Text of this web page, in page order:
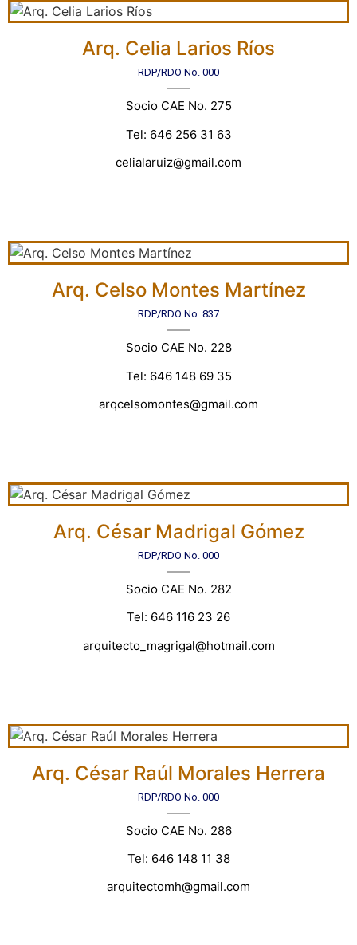
Arq. Celia Larios Ríos
RDP/RDO No. 000
Socio CAE No. 275
Tel: 646 256 31 63
celialaruiz@gmail.com
Arq. Celso Montes Martínez
RDP/RDO No. 837
Socio CAE No. 228
Tel: 646 148 69 35
arqcelsomontes@gmail.com
Arq. César Madrigal Gómez
RDP/RDO No. 000
Socio CAE No. 282
Tel: 646 116 23 26
arquitecto_magrigal@hotmail.com
Arq. César Raúl Morales Herrera
RDP/RDO No. 000
Socio CAE No. 286
Tel: 646 148 11 38
arquitectomh@gmail.com